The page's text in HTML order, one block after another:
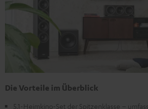
Die Vorteile im Überblick
5.1-Heimkino-Set der Spitzenklasse –